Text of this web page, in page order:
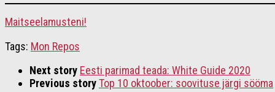
Maitseelamusteni!
Tags: Mon Repos
Next story Eesti parimad teada: White Guide 2020
Previous storyTop 10 oktoober: soovituse järgi sööma